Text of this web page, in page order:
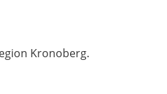
Kronoberg.